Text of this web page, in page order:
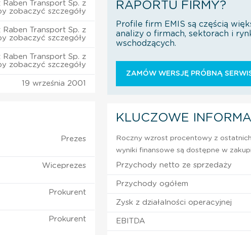
Transport Sp. z
zobaczyć szczegóły
Transport Sp. z
zobaczyć szczegóły
Transport Sp. z
zobaczyć szczegóły
19 września 2001
Prezes
Wiceprezes
Prokurent
Prokurent
RAPORTU FIRMY?
Profile firm EMIS są częścią
analizy o firmach, sektorach i
wschodzących.
ZAMÓW WERSJĘ PRÓBNĄ
KLUCZOWE
Roczny wzrost procentowy z
wyniki finansowe są dostępne w
Przychody netto ze sprzedaży
Przychody ogółem
Zysk z działalności operacyjnej
EBITDA